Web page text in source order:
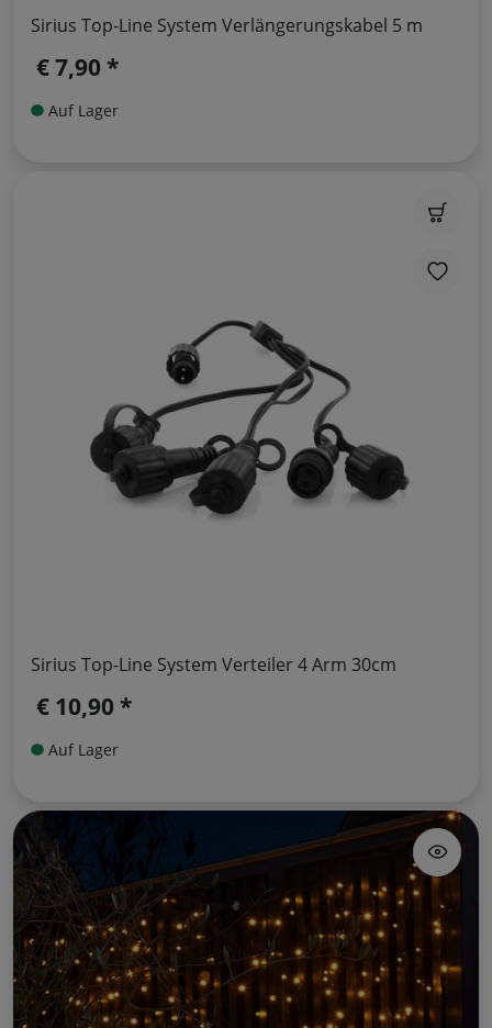
Sirius Top-Line System Verlängerungskabel 5 m
€ 7,90 *
Auf Lager
Sirius Top-Line System Verteiler 4 Arm 30cm
€ 10,90 *
Auf Lager